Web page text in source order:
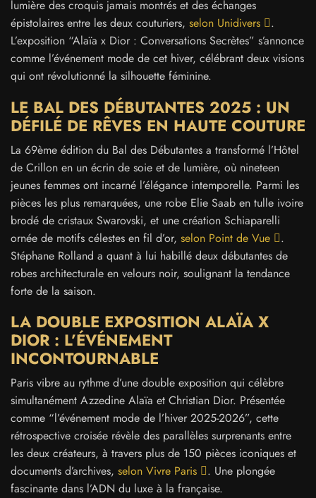
lumière des croquis jamais montrés et des échanges
épistolaires entre les deux couturiers, selon Unidivers
.
L’exposition “Alaïa x Dior : Conversations Secrètes” s’annonce
comme l’événement mode de cet hiver, célébrant deux visions
qui ont révolutionné la silhouette féminine.
LE BAL DES DÉBUTANTES 2025 : UN
DÉFILÉ DE RÊVES EN HAUTE COUTURE
La 69ème édition du Bal des Débutantes a transformé l’Hôtel
de Crillon en un écrin de soie et de lumière, où nineteen
jeunes femmes ont incarné l’élégance intemporelle. Parmi les
pièces les plus remarquées, une robe Elie Saab en tulle ivoire
brodé de cristaux Swarovski, et une création Schiaparelli
ornée de motifs célestes en fil d’or, selon Point de Vue
.
Stéphane Rolland a quant à lui habillé deux débutantes de
robes architecturale en velours noir, soulignant la tendance
forte de la saison.
LA DOUBLE EXPOSITION ALAÏA X
DIOR : L’ÉVÉNEMENT
INCONTOURNABLE
Paris vibre au rythme d’une double exposition qui célèbre
simultanément Azzedine Alaïa et Christian Dior. Présentée
comme “l’événement mode de l’hiver 2025-2026”, cette
rétrospective croisée révèle des parallèles surprenants entre
les deux créateurs, à travers plus de 150 pièces iconiques et
documents d’archives, selon Vivre Paris
. Une plongée
fascinante dans l’ADN du luxe à la française.